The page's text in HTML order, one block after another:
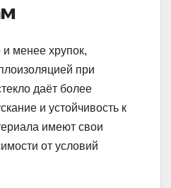
и менее хрупок,
при
даёт более
и устойчивость к
имеют свои
от условий